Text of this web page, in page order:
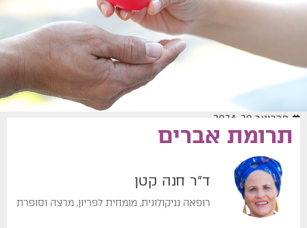
פברואר 20, 2024
תרומת אברים
ד"ר חנה קטן
רופאה גניקולוגית, מומחית לפריון, מרצה וסופרת